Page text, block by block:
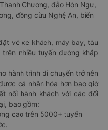
Chương, đảo Hòn Ngư,
đồng cừu Nghệ An, biển
vé xe khách, máy bay, tàu
nhiều tuyến đường khắp
hành trình di chuyển trở nên
cá nhân hóa hơn bao giờ
nối hành khách với các đối
bao gồm:
cao trên 5000+ tuyến